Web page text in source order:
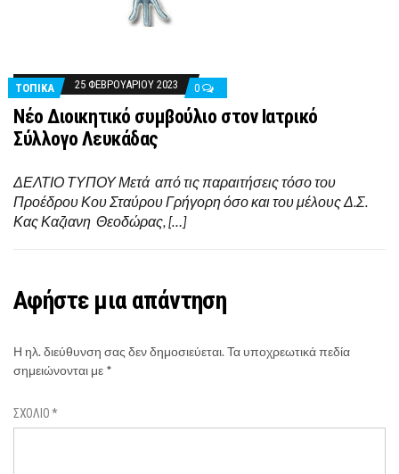
ΤΟΠΙΚΑ 25 ΦΕΒΡΟΥΑΡΊΟΥ 2023 0
Νέο Διοικητικό συμβούλιο στον Ιατρικό
Σύλλογο Λευκάδας
ΔΕΛΤΙΟ ΤΥΠΟΥ Μετά από τις παραιτήσεις τόσο του
Προέδρου Κου Σταύρου Γρήγορη όσο και του μέλους Δ.Σ.
Κας Καζιανη Θεοδώρας, […]
Αφήστε μια απάντηση
Η ηλ. διεύθυνση σας δεν δημοσιεύεται.Τα υποχρεωτικά πεδία
σημειώνονται με *
ΣΧΌΛΙΟ*